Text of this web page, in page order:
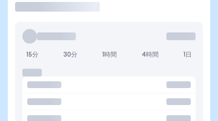
15分 30分 1時間 4時間 1日